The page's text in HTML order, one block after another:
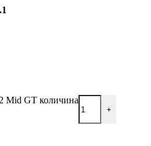
Mid GT количина
+